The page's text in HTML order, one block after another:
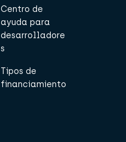
Centro de
ayuda para
desarrolladore
s
Tipos de
financiamiento